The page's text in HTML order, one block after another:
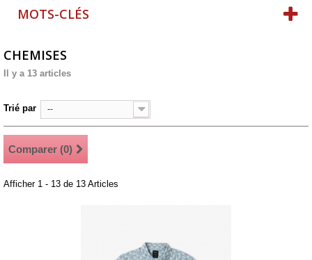
MOTS-CLÉS
CHEMISES
Il y a 13 articles
Trié par --
Comparer (0)
Afficher 1 - 13 de 13 Articles